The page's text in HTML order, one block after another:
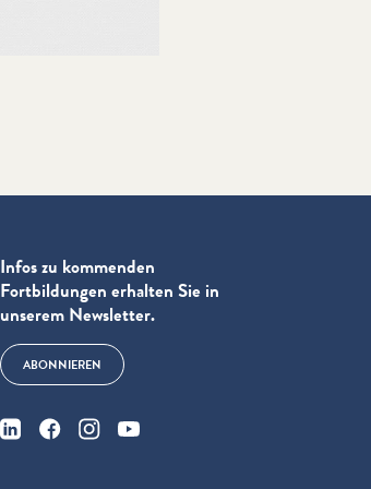
Infos zu kommenden
Fortbildungen erhalten Sie in
unserem Newsletter.
ABONNIEREN